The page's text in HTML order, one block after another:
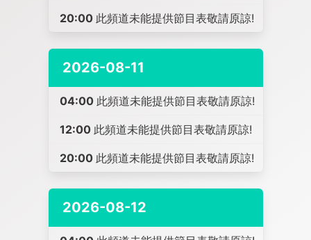
20:00 此頻道未能提供節目表敬請原諒!
2026-08-11
04:00 此頻道未能提供節目表敬請原諒!
12:00 此頻道未能提供節目表敬請原諒!
20:00 此頻道未能提供節目表敬請原諒!
2026-08-12